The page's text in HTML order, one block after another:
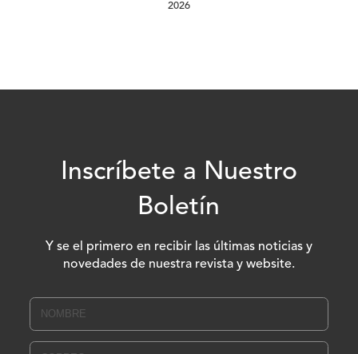
2026
Inscríbete a Nuestro
Boletín
Y se el primero en recibir las últimas noticias y
novedades de nuestra revista y website.